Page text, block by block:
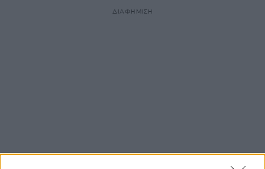
ΔΙΑΦΗΜΙΣΗ